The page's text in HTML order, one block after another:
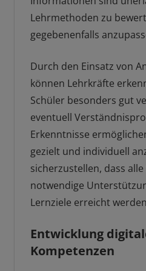
Lehrmethoden zu
gegebenenfalls
Durch den Einsatz von
können Lehrkräfte
Schüler besonders gut
eventuell
Erkenntnisse
gezielt und individuell
sicherzustellen, dass
notwendige
Lernziele erreicht
Entwicklung
Kompetenzen